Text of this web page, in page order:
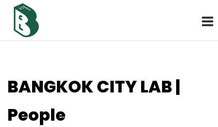
Skip
content
BANGKOK CITY LAB |
People